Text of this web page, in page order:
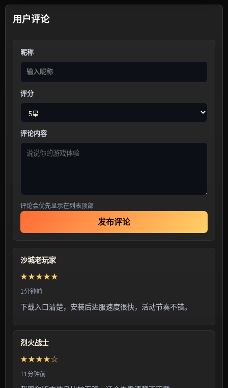
用户评论
昵称
评分
评论内容
评论会优先显示在列表顶部
发布评论
沙城老玩家
★★★★★
1分钟前
下载入口清楚，安装后进服速度很快，活动节奏不错。
烈火战士
★★★★☆
11分钟前